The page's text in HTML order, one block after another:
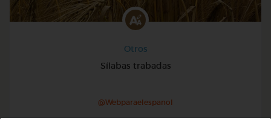
Otros
Sílabas trabadas
@Webparaelespanol